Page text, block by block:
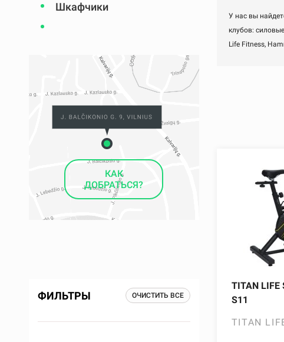
Шкафчики
КАК
ДОБРАТЬСЯ?
ФИЛЬТРЫ ОЧИСТИТЬ ВСЕ
У нас вы
клубов:
Life Fitness,
TITAN LIFE
S11
TITAN